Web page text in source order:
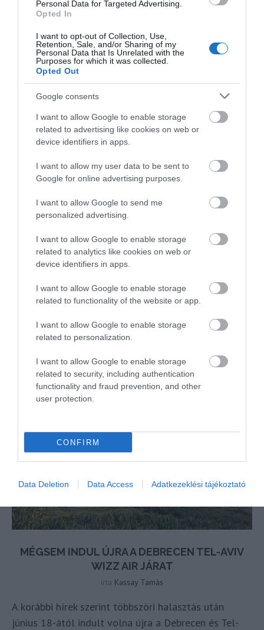
Personal Data for Targeted Advertising.
Opted In
I want to opt-out of Collection, Use,
Retention, Sale, and/or Sharing of my
Personal Data that Is Unrelated with the
Purposes for which it was collected.
Opted Out
Google consents
I want to allow Google to enable storage
related to advertising like cookies on web or
device identifiers in apps.
I want to allow my user data to be sent to
Google for online advertising purposes.
I want to allow Google to send me
personalized advertising.
I want to allow Google to enable storage
related to analytics like cookies on web or
device identifiers in apps.
I want to allow Google to enable storage
related to functionality of the website or app.
I want to allow Google to enable storage
related to personalization.
I want to allow Google to enable storage
related to security, including authentication
functionality and fraud prevention, and other
user protection.
CONFIRM
Data Deletion Data Access Adatkezeklési tájékoztató
MÁTÓL ÚJRAINDUL BUDAPESTRŐL AZ EGYIK
AVIV-BA
írta
2025.01.15-től kezdődően újraindítja a Budapest és
Tel-Aviv közötti járatait a Wizz Air. A jegyek legjobb
légitársaságweboldalán és a Wizz Air
társaságtól.
OLVASS TOVÁBB
MÉGSEM INDUL ÚJRA A DEBRECEN TEL-AVIV
WIZZ AIR JÁRAT
írta Kassay Tamás
A korábbi hírek szerint többszöri halasztás után
június 18-ától indult volna újra a Debrecen és Tel-